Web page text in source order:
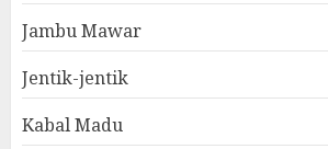
Jambu Mawar
Jentik-jentik
Kabal Madu